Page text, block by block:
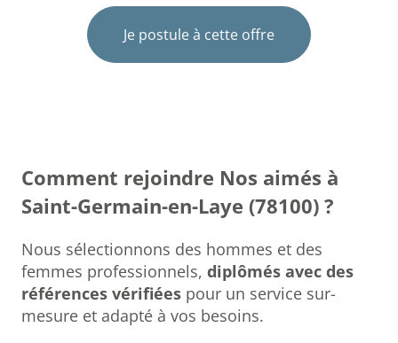
Je postule à cette offre
Comment rejoindre Nos aimés à
Saint-Germain-en-Laye (78100) ?
Nous sélectionnons des hommes et des
femmes professionnels, diplômés avec des
références vérifiéespour un service sur-
mesure et adapté à vos besoins.